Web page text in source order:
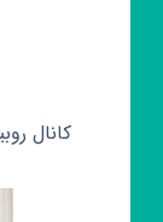
کانال